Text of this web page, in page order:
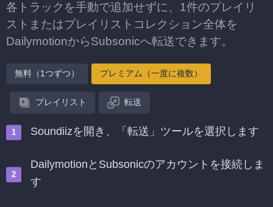
各トラックを手動で追加せずに、1件のプレイリ
ストまたはプレイリストコレクション全体を
DailymotionからSubsonicへ転送できます。
無料（1つずつ） プレミアム（一度に複数）
プレイリスト 転送
Soundiizを開き、「転送」ツールを選択します
DailymotionとSubsonicのアカウントを接続しま
す